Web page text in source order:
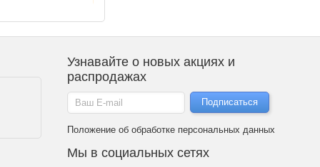
Узнавайте о новых акциях и
распродажах
Положение об обработке персональных данных
Мы в социальных сетях